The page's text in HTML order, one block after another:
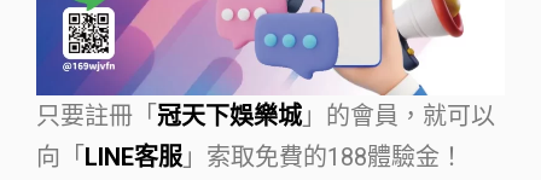
只要註冊「 冠天下娛樂城」的會員，就可以
向「 LINE客服 」索取免費的188體驗金！